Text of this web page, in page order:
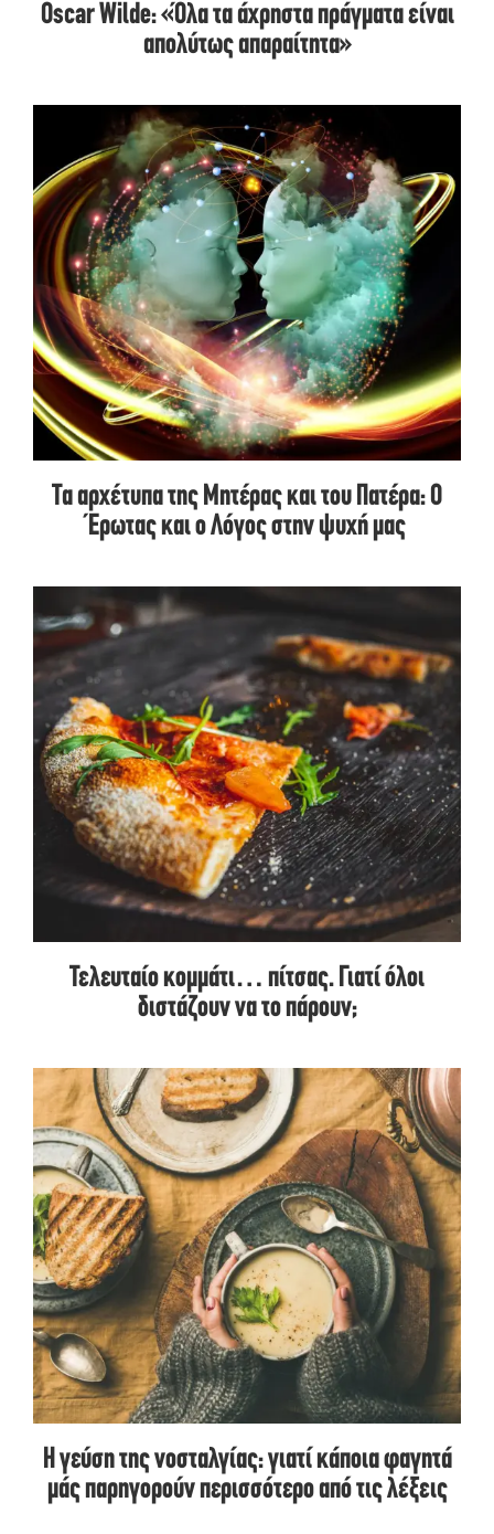
Oscar Wilde: «Όλα τα άχρηστα πράγματα είναι
απολύτως απαραίτητα»
Τα αρχέτυπα της Μητέρας και του Πατέρα: Ο
Έρωτας και ο Λόγος στην ψυχή μας
Τελευταίο κομμάτι… πίτσας. Γιατί όλοι
διστάζουν να το πάρουν;
Η γεύση της νοσταλγίας: γιατί κάποια φαγητά
μάς παρηγορούν περισσότερο από τις λέξεις